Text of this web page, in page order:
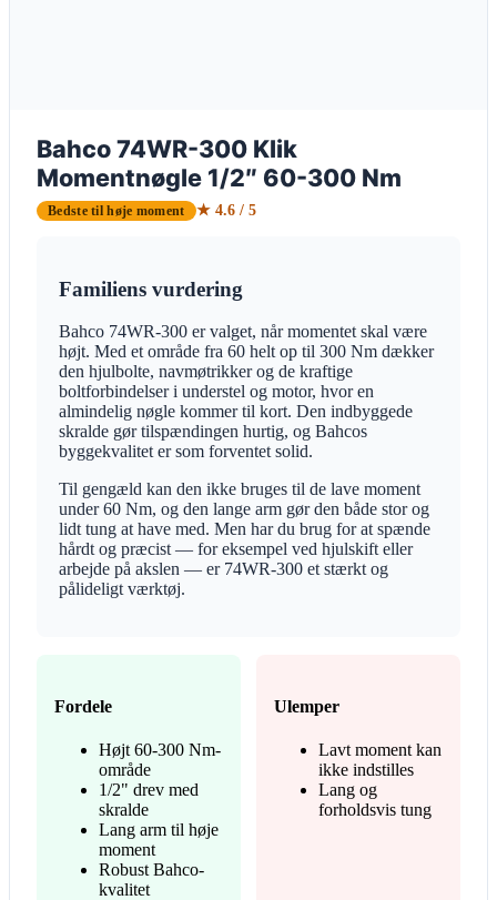
Bahco 74WR-300 Klik
Momentnøgle 1/2″ 60-300 Nm
Bedste til høje moment ★ 4.6 / 5
Familiens vurdering
Bahco 74WR-300 er valget, når momentet skal være
højt. Med et område fra 60 helt op til 300 Nm dækker
den hjulbolte, navmøtrikker og de kraftige
boltforbindelser i understel og motor, hvor en
almindelig nøgle kommer til kort. Den indbyggede
skralde gør tilspændingen hurtig, og Bahcos
byggekvalitet er som forventet solid.
Til gengæld kan den ikke bruges til de lave moment
under 60 Nm, og den lange arm gør den både stor og
lidt tung at have med. Men har du brug for at spænde
hårdt og præcist — for eksempel ved hjulskift eller
arbejde på akslen — er 74WR-300 et stærkt og
pålideligt værktøj.
Fordele
Højt 60-300 Nm-
område
1/2" drev med
skralde
Lang arm til høje
moment
Robust Bahco-
kvalitet
Ulemper
Lavt moment kan
ikke indstilles
Lang og
forholdsvis tung